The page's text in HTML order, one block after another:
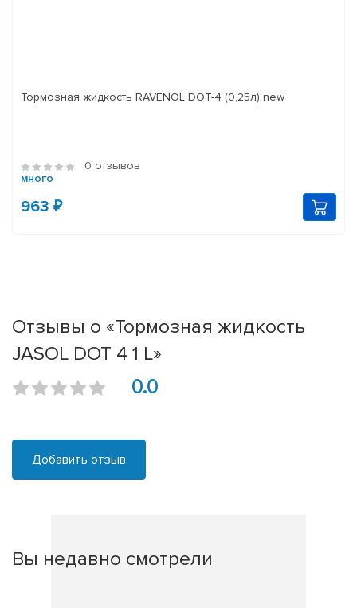
Тормозная жидкость RAVENOL DOT-4 (0,25л) new
0 отзывов
много
963 ₽
Отзывы о «Тормозная жидкость
JASOL DOT 4 1 L»
0.0
Добавить отзыв
Вы недавно смотрели